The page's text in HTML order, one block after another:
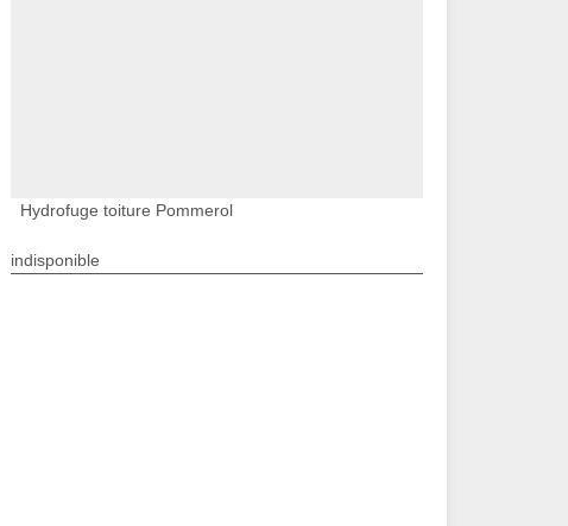
Hydrofuge toiture Pommerol
indisponible